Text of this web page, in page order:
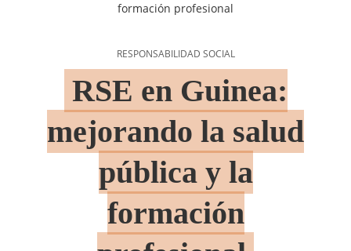
formación profesional
RESPONSABILIDAD SOCIAL
RSE en Guinea:
mejorando la salud
pública y la
formación